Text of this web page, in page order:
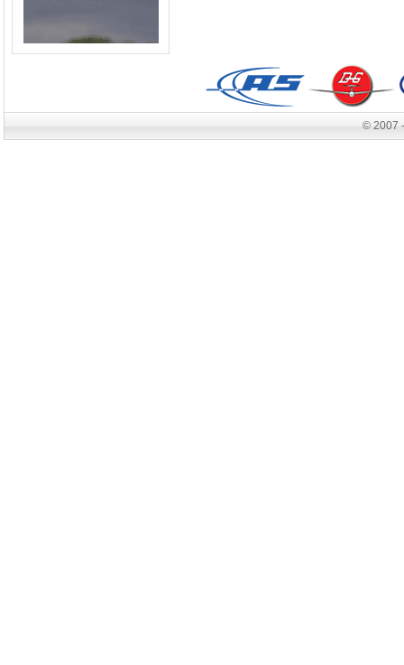
© 2007